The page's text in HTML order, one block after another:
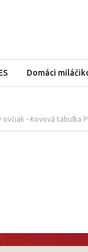
Domáci
ovčiak - Kovová tabuľka